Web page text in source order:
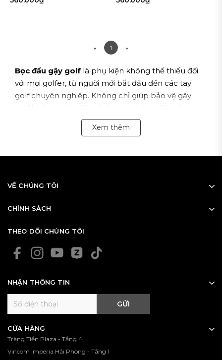
« 1 »
Bọc đầu gậy golf là phụ kiện không thể thiếu đối
với mọi golfer, từ người mới bắt đầu đến các tay
golf chuyên nghiệp. Không chỉ giúp bảo vệ gậy
golf khỏi các tác động bên ngoài, bọc đầu gậy còn
là cách để golfer thể hiện cá tính và phong cách
Bọc đầu gậy golf là gì và
Xem thêm
VỀ CHÚNG TÔI
CHÍNH SÁCH
THEO DÕI CHÚNG TÔI
NHẬN THÔNG TIN
GỬI
CỬA HÀNG
Tràng Tiền Plaza - Tầng 4
Vincom Imperia Hải Phòng - Tầng 1